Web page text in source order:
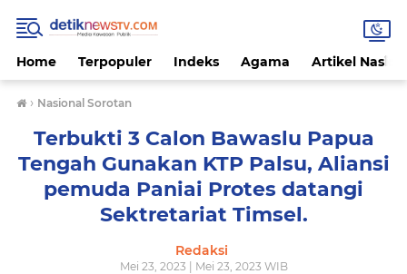
Home Terpopuler Indeks Agama Artikel
› Nasional Sorotan
Terbukti 3 Calon Bawaslu Papua
Tengah Gunakan KTP Palsu, Aliansi
pemuda Paniai Protes datangi
Sektretariat Timsel.
Redaksi
Mei 23, 2023 | Mei 23, 2023 WIB